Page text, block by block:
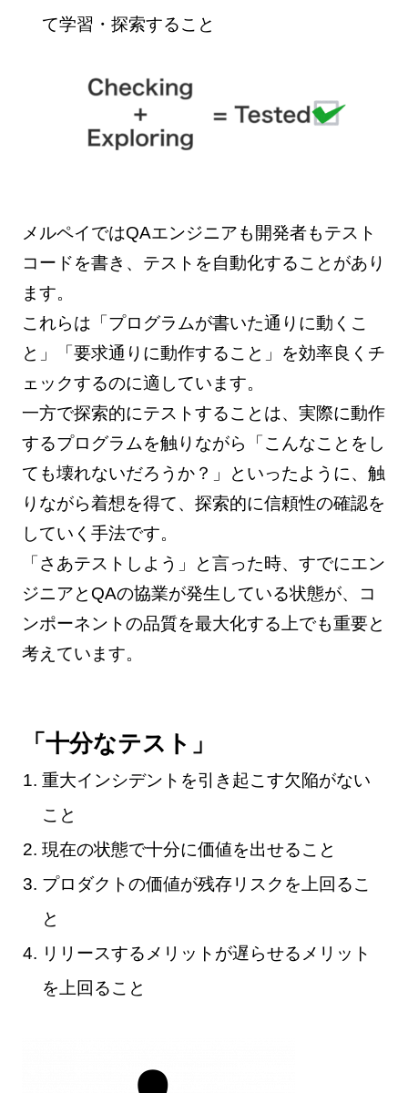
て学習・探索すること
メルペイではQAエンジニアも開発者もテスト
コードを書き、テストを自動化することがあり
ます。
これらは「プログラムが書いた通りに動くこ
と」「要求通りに動作すること」を効率良くチ
ェックするのに適しています。
一方で探索的にテストすることは、実際に動作
するプログラムを触りながら「こんなことをし
ても壊れないだろうか？」といったように、触
りながら着想を得て、探索的に信頼性の確認を
していく手法です。
「さあテストしよう」と言った時、すでにエン
ジニアとQAの協業が発生している状態が、コ
ンポーネントの品質を最大化する上でも重要と
考えています。
「十分なテスト」
重大インシデントを引き起こす欠陥がない
こと
現在の状態で十分に価値を出せること
プロダクトの価値が残存リスクを上回るこ
と
リリースするメリットが遅らせるメリット
を上回ること